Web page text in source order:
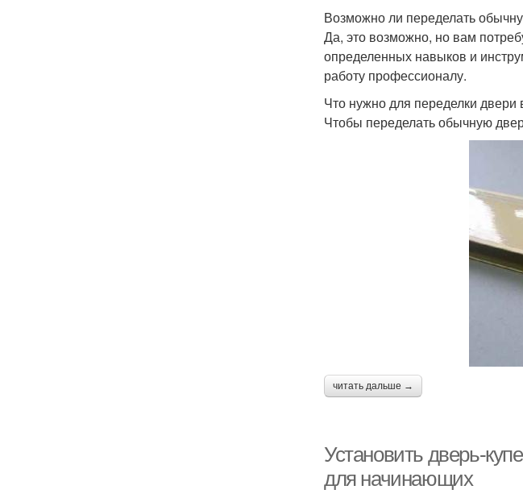
Возможно ли переделать
Да, это возможно, но вам
определенных навыков и
работу профессионалу.
Что нужно для переделки
Чтобы переделать обычную
читать дальше →
Установить дверь-
для начинающих